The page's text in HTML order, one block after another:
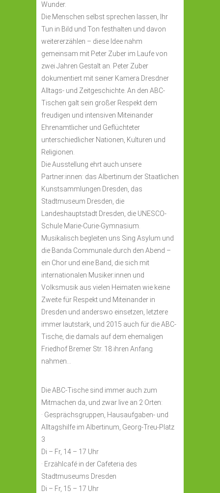
Wunder.
Die Menschen selbst sprechen lassen, Ihr
Tun in Bild und Ton festhalten und davon
weitererzählen – diese Idee nahm
gemeinsam mit Peter Zuber im Laufe von
zwei Jahren Gestalt an. Peter Zuber
dokumentiert mit seiner Kamera Dresdner
Alltags- und Zeitgeschichte. An den ABC-
Tischen galt sein großer Respekt dem
freudigen und intensiven Miteinander
Ehrenamtlicher und Geflüchteter
unterschiedlicher Nationen, Kulturen und
Religionen.
Die Ausstellung ehrt auch unsere
Partner:innen: das Albertinum der Staatlichen
Kunstsammlungen Dresden, das
Stadtmuseum Dresden, die
Landeshauptstadt Dresden, die UNESCO-
Schule Marie-Curie-Gymnasium.
Musikalisch begleiten uns Sing Asylum und
die Banda Communale durch den Abend –
ein Chor und eine Band, die sich mit
internationalen Musiker:innen und
Volksmusik aus vielen Heimaten wie keine
Zweite für Respekt und Miteinander in
Dresden und anderswo einsetzen, letztere
immer lautstark, und 2015 auch für die ABC-
Tische, die damals auf dem ehemaligen
Friedhof Bremer Str. 18 ihren Anfang
nahmen…
Die ABC-Tische sind immer auch zum
Mitmachen da, und zwar live an 2 Orten:
· Gesprächsgruppen, Hausaufgaben- und
Alltagshilfe im Albertinum, Georg-Treu-Platz
3
Di – Fr, 14 – 17 Uhr
· Erzählcafé in der Cafeteria des
Stadtmuseums Dresden
Di – Fr, 15 – 17 Uhr